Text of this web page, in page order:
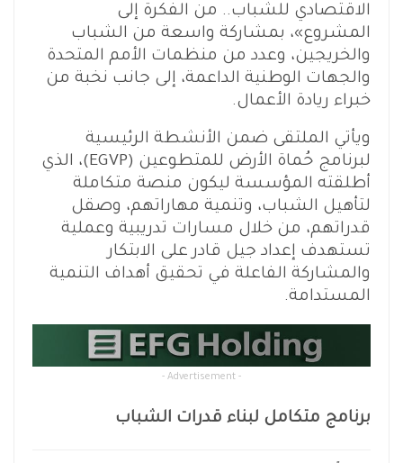
الاقتصادي للشباب.. من الفكرة إلى
المشروع»، بمشاركة واسعة من الشباب
والخريجين، وعدد من منظمات الأمم المتحدة
والجهات الوطنية الداعمة، إلى جانب نخبة من
خبراء ريادة الأعمال.
ويأتي الملتقى ضمن الأنشطة الرئيسية
لبرنامج حُماة الأرض للمتطوعين (EGVP)، الذي
أطلقته المؤسسة ليكون منصة متكاملة
لتأهيل الشباب، وتنمية مهاراتهم، وصقل
قدراتهم، من خلال مسارات تدريبية وعملية
تستهدف إعداد جيل قادر على الابتكار
والمشاركة الفاعلة في تحقيق أهداف التنمية
المستدامة.
- Advertisement -
برنامج متكامل لبناء قدرات الشباب